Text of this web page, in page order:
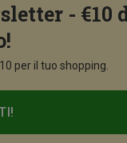
- €10
per il tuo shopping.